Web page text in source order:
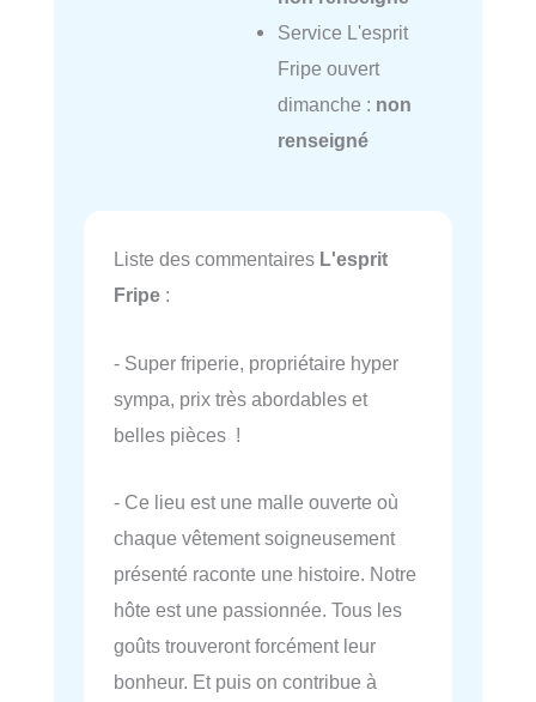
Service L'esprit
Fripe ouvert
dimanche : non
renseigné
Liste des commentaires L'esprit
Fripe :
- Super friperie, propriétaire hyper
sympa, prix très abordables et
belles pièces !
- Ce lieu est une malle ouverte où
chaque vêtement soigneusement
présenté raconte une histoire. Notre
hôte est une passionnée. Tous les
goûts trouveront forcément leur
bonheur. Et puis on contribue à